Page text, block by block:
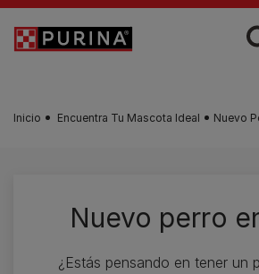
Skip to main content
Inicio Encuentra Tu Mascota Ideal Nuevo
Nuevo perro
¿Estás pensando en tener un